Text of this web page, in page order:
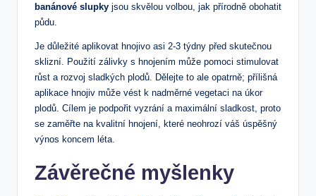
banánové slupky jsou skvělou volbou, jak přírodně obohatit
půdu.
Je důležité aplikovat hnojivo asi 2-3 týdny před skutečnou
sklizní. Použití zálivky s hnojením může pomoci stimulovat
růst a rozvoj sladkých plodů. Dělejte to ale opatrně; přílišná
aplikace hnojiv může vést k nadměrné vegetaci na úkor
plodů. Cílem je podpořit vyzrání a maximální sladkost, proto
se zaměřte na kvalitní hnojení, které neohrozí váš úspěšný
výnos koncem léta.
Závěrečné myšlenky